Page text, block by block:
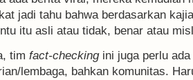
jadi tahu bahwa berdasarkan
itu asli atau tidak, benar atau
tim fact-checkingini juga perlu ada
lembaga, bahkan komunitas.